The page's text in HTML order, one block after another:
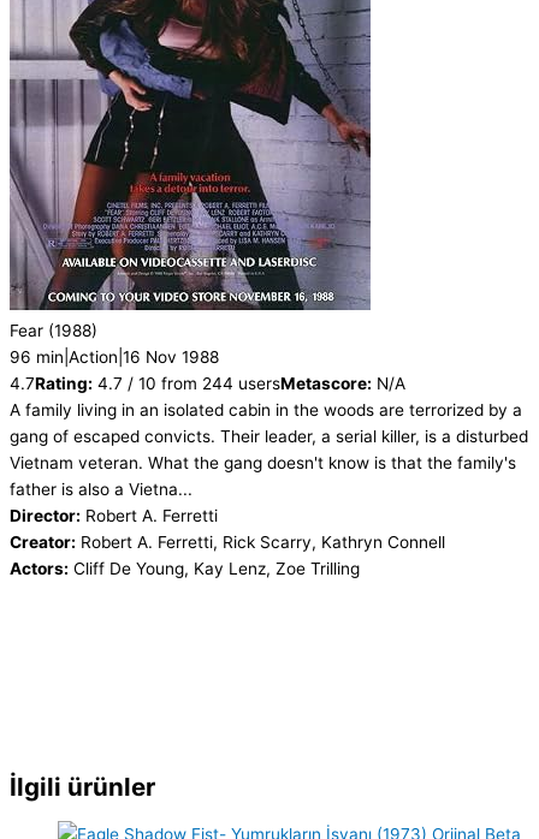
Fear (1988)
96 min Action 16 Nov 1988
4.7Rating: 4.7 / 10 from 244 usersMetascore: N/A
A family living in an isolated cabin in the woods are terrorized by a
gang of escaped convicts. Their leader, a serial killer, is a disturbed
Vietnam veteran. What the gang doesn't know is that the family's
father is also a Vietna...
Director: Robert A. Ferretti
Creator: Robert A. Ferretti, Rick Scarry, Kathryn Connell
Actors: Cliff De Young, Kay Lenz, Zoe Trilling
İlgili ürünler